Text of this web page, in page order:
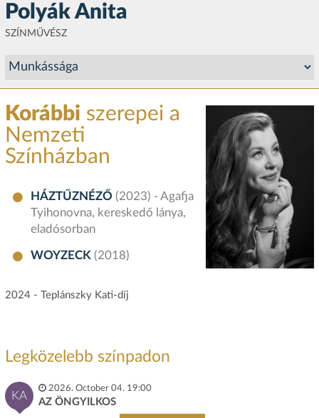
Polyák Anita
SZÍNMŰVÉSZ
Korábbi szerepei a
Nemzeti
Színházban
HÁZTŰZNÉZŐ (2023) - Agafja
Tyihonovna, kereskedő lánya,
eladósorban
WOYZECK (2018)
2024 - Teplánszky Kati-díj
Legközelebb színpadon
KA
2026. October 04. 19:00
AZ ÖNGYILKOS